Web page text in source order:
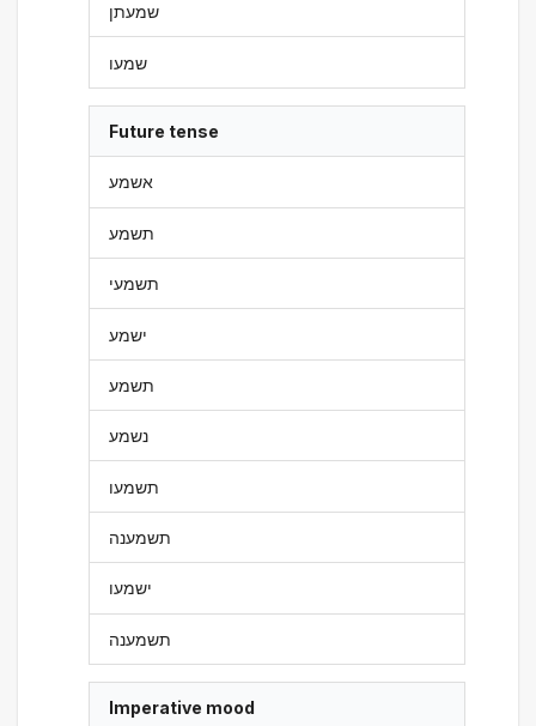
שמעתן
שמעו
Future tense
אשמע
תשמע
תשמעי
ישמע
תשמע
נשמע
תשמעו
תשמענה
ישמעו
תשמענה
Imperative mood